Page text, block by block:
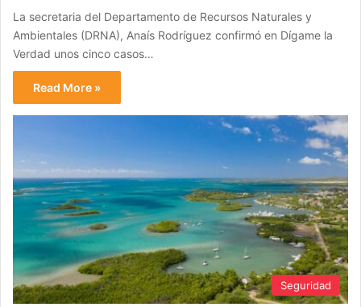
La secretaria del Departamento de Recursos Naturales y
Ambientales (DRNA), Anaís Rodríguez confirmó en Dígame la
Verdad unos cinco casos…
Read More »
Seguridad